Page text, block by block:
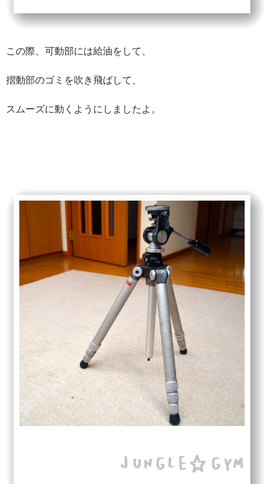
この際、可動部には給油をして、
摺動部のゴミを吹き飛ばして、
スムーズに動くようにしましたよ。